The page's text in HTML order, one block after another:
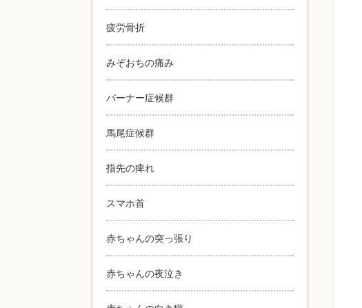
疲労骨折
みぞおちの痛み
バーナー症候群
馬尾症候群
指先の痺れ
スマホ首
赤ちゃんの突っ張り
赤ちゃんの夜泣き